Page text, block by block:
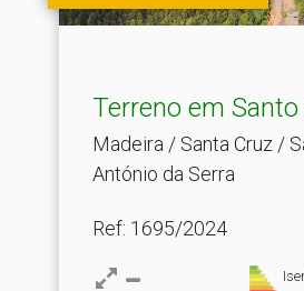
Terreno em Santo
Madeira / Santa Cruz /
António da Serra
Ref: 1695/2024